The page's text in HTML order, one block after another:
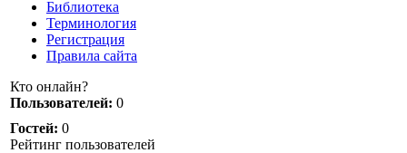
Библиотека
Терминология
Регистрация
Правила сайта
Кто онлайн?
Пользователей: 0
Гостей: 0
Рейтинг пользователей